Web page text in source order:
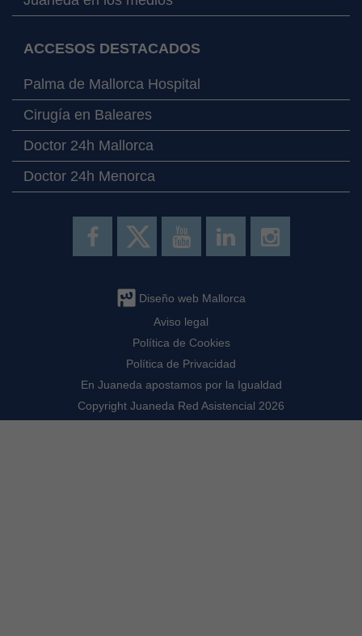
ACCESOS DESTACADOS
Palma de Mallorca Hospital
Cirugía en Baleares
Doctor 24h Mallorca
Doctor 24h Menorca
Diseño web Mallorca
Aviso legal
Política de Cookies
Política de Privacidad
En Juaneda apostamos por la Igualdad
Copyright Juaneda Red Asistencial 2026